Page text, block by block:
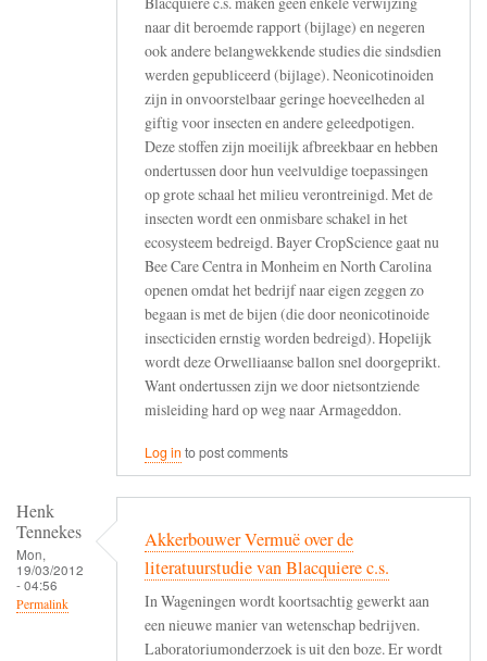
naar dit beroemde rapport (bijlage) en negeren
ook andere belangwekkende studies die sindsdien
werden gepubliceerd (bijlage). Neonicotinoiden
zijn in onvoorstelbaar geringe hoeveelheden al
giftig voor insecten en andere geleedpotigen.
Deze stoffen zijn moeilijk afbreekbaar en hebben
ondertussen door hun veelvuldige toepassingen
op grote schaal het milieu verontreinigd. Met de
insecten wordt een onmisbare schakel in het
ecosysteem bedreigd. Bayer CropScience gaat nu
Bee Care Centra in Monheim en North Carolina
openen omdat het bedrijf naar eigen zeggen zo
begaan is met de bijen (die door neonicotinoide
insecticiden ernstig worden bedreigd). Hopelijk
wordt deze Orwelliaanse ballon snel doorgeprikt.
Want ondertussen zijn we door nietsontziende
misleiding hard op weg naar Armageddon.
Log in to post comments
Henk
Tennekes
Mon,
19/03/2012
- 04:56
Permalink
Akkerbouwer Vermuë over de
literatuurstudie van Blacquiere c.s.
In Wageningen wordt koortsachtig gewerkt aan
een nieuwe manier van wetenschap bedrijven.
Laboratoriumonderzoek is uit den boze. Er wordt